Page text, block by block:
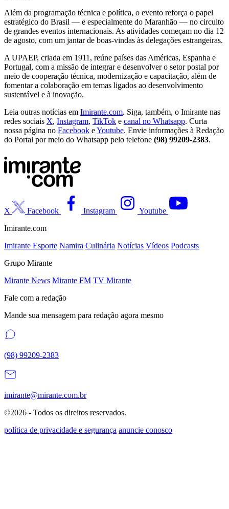
Além da programação técnica e política, o evento reforça o papel
estratégico do Brasil — e especialmente do Maranhão — no circuito
de grandes eventos internacionais. As atividades começam no dia 12
de agosto, com um jantar de boas-vindas às delegações estrangeiras.
A UPAEP, criada em 1911, reúne países das Américas, Espanha e
Portugal, com a missão de integrar e desenvolver o setor postal por
meio de cooperação técnica, modernização e capacitação, além de
fomentar a colaboração em temas ligados ao desenvolvimento
sustentável e à inovação.
Leia outras notícias em Imirante.com. Siga, também, o Imirante nas
redes sociais X, Instagram, TikTok e canal no Whatsapp. Curta
nossa página no Facebook eYoutube. Envie informações à Redação
do Portal por meio do Whatsapp pelo telefone (98) 99209-2383.
X Facebook Instagram
Youtube
Imirante.com
Imirante Esporte Namira Culinária Notícias Vídeos Podcasts
Grupo Mirante
Mirante News Mirante FM TV Mirante
Fale com a redação
Mande sua mensagem para redação agora mesmo
(98) 99209-2383
imirante@mirante.com.br
©2026 - Todos os direitos reservados.
política de privacidade e segurança anuncie conosco